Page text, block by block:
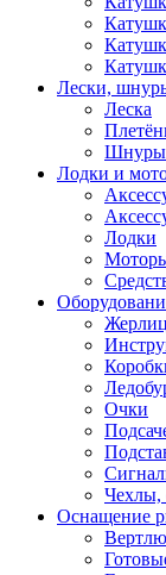
Лески,
Леска
Шнуры
Лодки и
Лодки
Очки
Чехлы,
Оснащение